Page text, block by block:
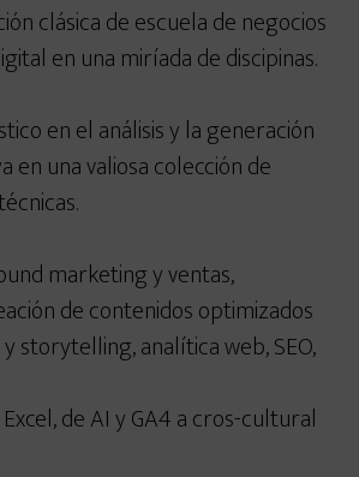
clásica de escuela de negocios
en una miríada de discipinas.
en el análisis y la generación
en una valiosa colección de
marketing y ventas,
de contenidos optimizados
storytelling, analítica web, SEO,
de AI y GA4 a cros-cultural